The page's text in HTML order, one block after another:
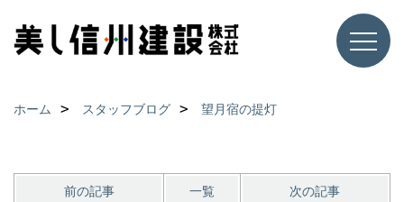
ホーム スタッフブログ 望月宿の提灯
前の記事 一覧 次の記事